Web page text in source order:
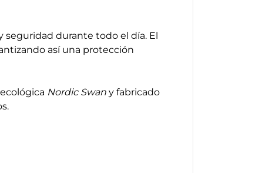
durante todo el día. El
así una protección
Nordic Swan y fabricado